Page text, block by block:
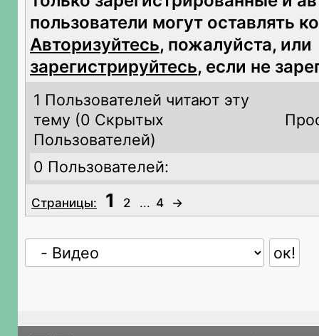
пользователи могут оставлять
Авторизуйтесь, пожалуйста, или
зарегистрируйтесь, если не
1 Пользователей читают эту
тему (0 Скрытых
Пользователей)
0 Пользователей:
Страницы: 1 2 ... 4 →